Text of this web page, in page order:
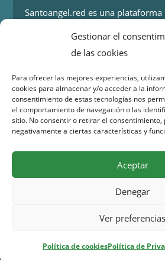
Gestionar el
de las cookies
Para ofrecer las mejores experiencias,
cookies para almacenar y/o acceder a la
consentimiento de estas tecnologías nos
el comportamiento de navegación o las
sitio. No consentir o retirar el consentimiento,
negativamente a ciertas características y
Aceptar
Denegar
Ver preferencias
Política de cookiesPolítica de
Santoangel.red es una
Contacto
Isaac Peral 2
30151 Santo Ángel (Murcia)
info@santoangel.red
derechos reservados –Aviso legal
privacidad– Cookies